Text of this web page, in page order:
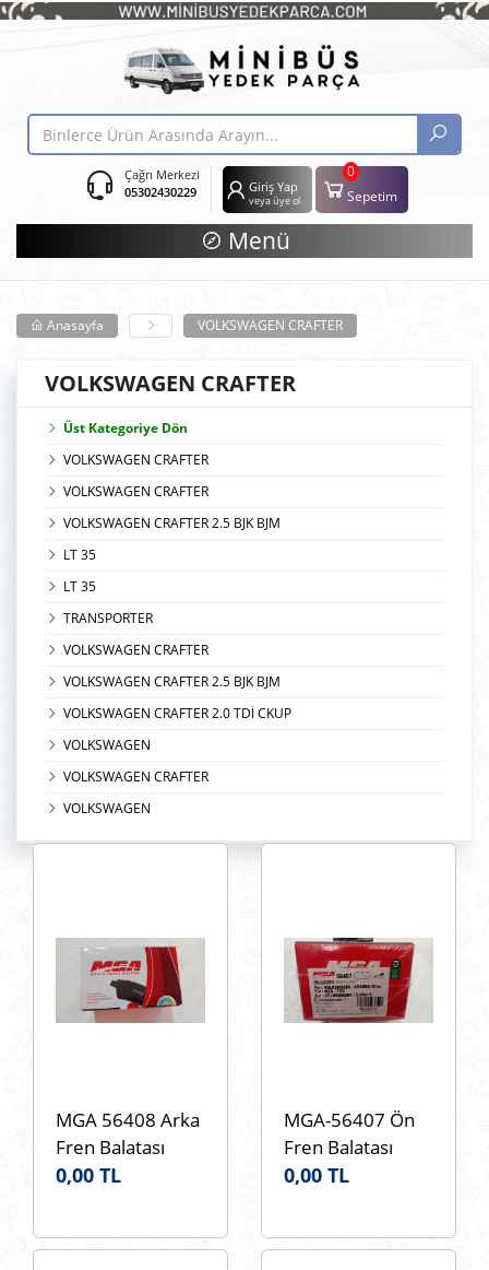
Çağrı Merkezi
05302430229
Giriş Yap
veya üye ol
0
Sepetim
Menü
Anasayfa VOLKSWAGEN CRAFTER
VOLKSWAGEN CRAFTER
Üst Kategoriye Dön
VOLKSWAGEN CRAFTER
VOLKSWAGEN CRAFTER
VOLKSWAGEN CRAFTER 2.5 BJK BJM
LT 35
LT 35
TRANSPORTER
VOLKSWAGEN CRAFTER
VOLKSWAGEN CRAFTER 2.5 BJK BJM
VOLKSWAGEN CRAFTER 2.0 TDİ CKUP
VOLKSWAGEN
VOLKSWAGEN CRAFTER
VOLKSWAGEN
MGA 56408 Arka
Fren Balatası
CRAFTER
VOLKSWAGEN
0,00 TL
MGA-56407 Ön
Fren Balatası
MAN:TGE
AMAROK 2017>
0,00 TL